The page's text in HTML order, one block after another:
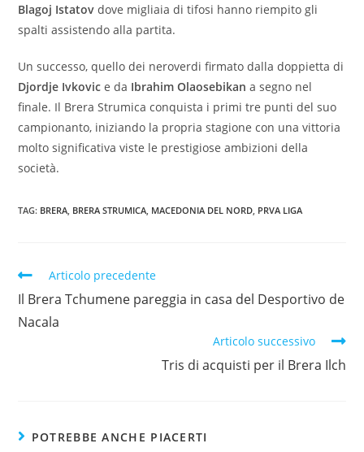
Blagoj Istatov dove migliaia di tifosi hanno riempito gli
spalti assistendo alla partita.
Un successo, quello dei neroverdi firmato dalla doppietta di
Djordje Ivkovic e da Ibrahim Olaosebikan a segno nel
finale. Il Brera Strumica conquista i primi tre punti del suo
campionanto, iniziando la propria stagione con una vittoria
molto significativa viste le prestigiose ambizioni della
società.
TAG: BRERA BRERA STRUMICA MACEDONIA DEL NORD PRVA LIGA
Articolo precedente
Il Brera Tchumene pareggia in casa del Desportivo de
Nacala
Articolo successivo
Tris di acquisti per il Brera Ilch
POTREBBE ANCHE PIACERTI